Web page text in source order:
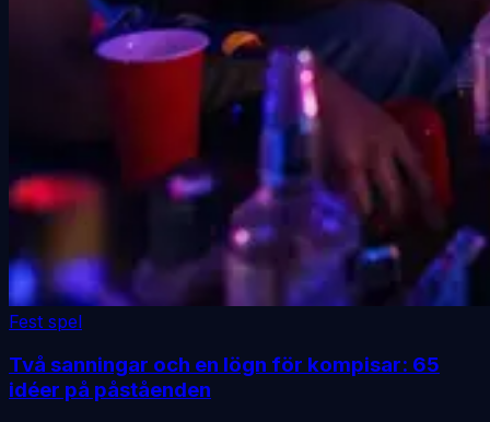
Fest spel
Två sanningar och en lögn för kompisar: 65
idéer på påståenden